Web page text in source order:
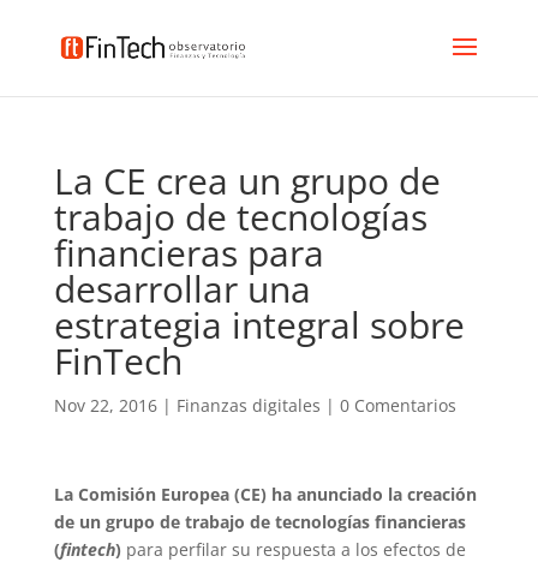
La CE crea un grupo de
trabajo de tecnologías
financieras para
desarrollar una
estrategia integral sobre
FinTech
Nov 22, 2016| Finanzas digitales | 0 Comentarios
La Comisión Europea (CE) ha anunciado la creación
de un grupo de trabajo de tecnologías financieras
(fintech) para perfilar su respuesta a los efectos de